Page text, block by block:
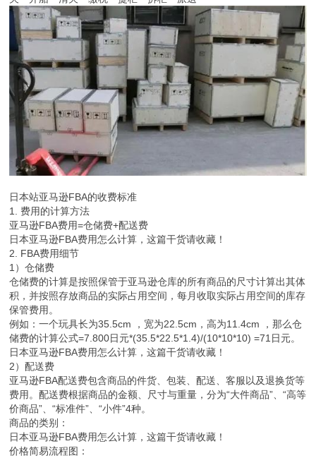
日本站亚马逊FBA的收费标准
1. 费用的计算方法
亚马逊FBA费用=仓储费+配送费
日本亚马逊FBA费用怎么计算，这篇干货请收藏！
2. FBA费用细节
1）仓储费
仓储费的计算是按照保管于亚马逊仓库的所有商品的尺寸计算出其体
积，并按照存放商品的实际占用空间，每月收取实际占用空间的库存
保管费用。
例如：一个玩具长为35.5cm ，宽为22.5cm，高为11.4cm ，那么仓
储费的计算公式=7.800日元*(35.5*22.5*1.4)/(10*10*10) =71日元。
日本亚马逊FBA费用怎么计算，这篇干货请收藏！
2）配送费
亚马逊FBA配送费包含商品的件货、包装、配送、客服以及退换货等
费用。配送费根据商品的金额、尺寸与重量，分为“大件商品”、“高等
价商品”、“标准件”、“小件”4种。
商品的类别：
日本亚马逊FBA费用怎么计算，这篇干货请收藏！
价格简易流程图：